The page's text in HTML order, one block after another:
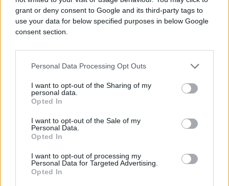
grant or deny consent to Google and its third-party tags to
use your data for below specified purposes in below Google
consent section.
Personal Data Processing Opt Outs
I want to opt-out of the Sharing of my
personal data.
Opted In
I want to opt-out of the Sale of my
Personal Data.
Opted In
I want to opt-out of processing my
Personal Data for Targeted Advertising.
Opted In
(Novi.ba/Kurir.rs)
#Tamara #anabela #luna